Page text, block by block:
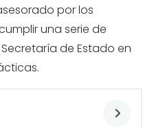
por los
una serie de
de Estado en